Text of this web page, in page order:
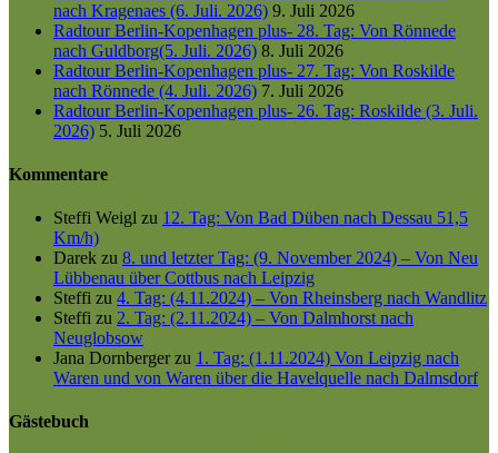
nach Kragenaes (6. Juli. 2026) 9. Juli 2026
Radtour Berlin-Kopenhagen plus- 28. Tag: Von Rönnede
nach Guldborg(5. Juli. 2026) 8. Juli 2026
Radtour Berlin-Kopenhagen plus- 27. Tag: Von Roskilde
nach Rönnede (4. Juli. 2026) 7. Juli 2026
Radtour Berlin-Kopenhagen plus- 26. Tag: Roskilde (3. Juli.
2026) 5. Juli 2026
Kommentare
Steffi Weigl zu 12. Tag: Von Bad Düben nach Dessau 51,5
Km/h)
Darek zu 8. und letzter Tag: (9. November 2024) – Von Neu
Lübbenau über Cottbus nach Leipzig
Steffi zu 4. Tag: (4.11.2024) – Von Rheinsberg nach Wandlitz
Steffi zu 2. Tag: (2.11.2024) – Von Dalmhorst nach
Neuglobsow
Jana Dornbergerzu 1. Tag: (1.11.2024) Von Leipzig nach
Waren und von Waren über die Havelquelle nach Dalmsdorf
Gästebuch